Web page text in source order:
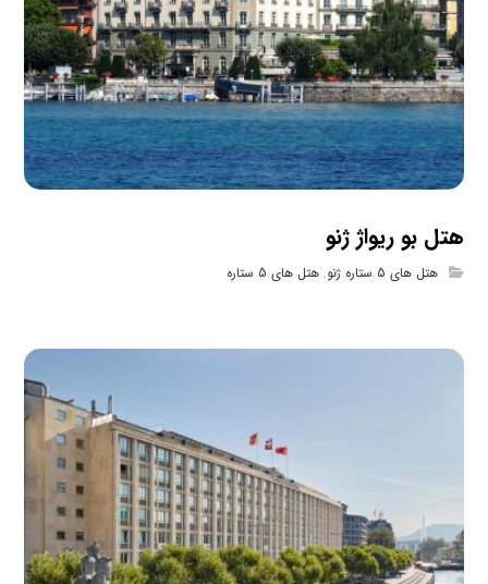
هتل بو ریواژ ژنو
هتل های 5 ستاره ژنو ,هتل های 5 ستاره